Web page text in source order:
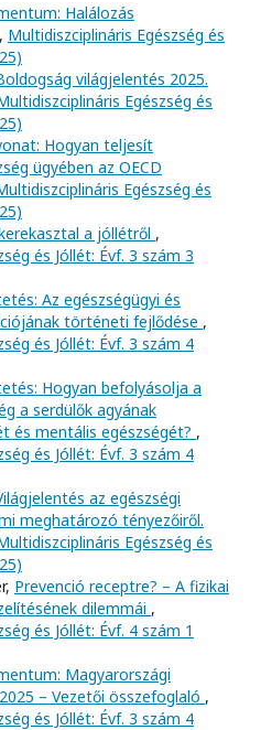
Halálozás
, Multidiszciplináris Egészség és
világjelentés 2025.
Egészség és
Hogyan teljesít
ügyében az OECD
Egészség és
a jóllétről ,
és Jóllét: Évf. 3 szám 3
Az egészségügyi és
történeti fejlődése ,
és Jóllét: Évf. 3 szám 4
Hogyan befolyásolja a
a serdülők agyának
és mentális egészségét? ,
és Jóllét: Évf. 3 szám 4
az egészségi
meghatározó tényezőiről.
Egészség és
Prevenció receptre? – A fizikai
dilemmái ,
és Jóllét: Évf. 4 szám 1
Magyarországi
– Vezetői összefoglaló ,
és Jóllét: Évf. 3 szám 4